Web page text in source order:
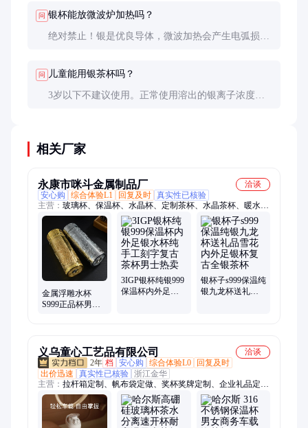
问 银杯能放微波炉加热吗？
绝对禁止！银是优良导体，微波加热会产生电弧损坏
问 儿童能用银茶杯吗？
3岁以下不建议使用。正常使用溶出的银离子浓度极
相关厂家
永康市咪斗金属制品厂
洽谈
安心购
综合体验L1 回复及时 真实性已核验
主营： 玻璃杯、保温杯、水晶杯、定制茶杯、水晶茶杯、暖水
壶、保温瓶、热水瓶、保温桶、咖啡杯、塑料杯、马克杯、拳击
仪、膳魔师、透明水杯、刻字水杯、健身水杯、激光雕刻、小熊
水杯、泡茶水杯、透明杯子、保温煮锅、吸管水杯、太空杯子、
旅行水壶
金属浮雕水杯
S999正品杯男士
3IGP银杯纯银999
保温杯内外足银
银杯子s999保温纯
银九龙杯送礼品
义乌童心工艺品有限公司
洽谈
2年 档 安心购 综合体验L0
回复及时
出价迅速
真实性已核验 浙江金华
主营： 拉杆箱定制、帆布袋定做、奖杯奖牌定制、企业礼品定
制、保温杯定制、茶具定制、礼品套装定制、冰箱贴定制、文创
礼品定制、商务礼品定制、运动包定制、伴手礼定制、毛绒公仔
定制、高端礼品定制、节日礼品定制、员工伴手礼定制、POLO